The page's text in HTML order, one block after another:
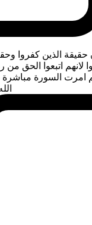
الذين كفروا
لانهم اتبعوا الحق من
ثم امرت السورة